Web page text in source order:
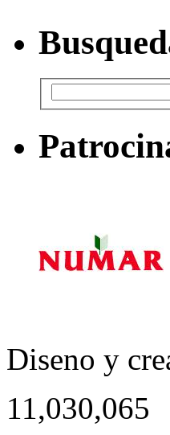
Diseno y
11,030,065